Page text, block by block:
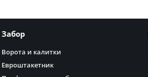
Забор
Ворота и калитки
Евроштакетник